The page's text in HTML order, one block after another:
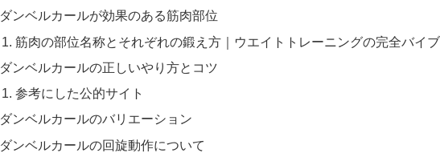
ダンベルカールが効果のある筋肉部位
筋肉の部位名称とそれぞれの鍛え方｜ウエイトトレーニングの完全バイ
ダンベルカールの正しいやり方とコツ
参考にした公的サイト
ダンベルカールのバリエーション
ダンベルカールの回旋動作について